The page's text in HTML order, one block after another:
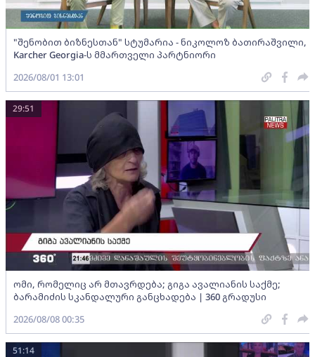
"შენობით ბიზნესთან" სტუმარია - ნიკოლოზ ბათირაშვილი,
Karcher Georgia-ს მმართველი პარტნიორი
2026/08/01 13:01
ომი, რომელიც არ მთავრდება; გიგა ავალიანის საქმე;
ბარამიძის სკანდალური განცხადება | 360 გრადუსი
29:51
2026/08/08 00:35
51:14